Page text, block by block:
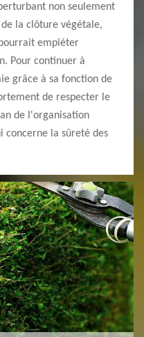
non seulement
la clôture végétale,
empiéter
Pour continuer à
grâce à sa fonction de
de respecter le
de l'organisation
concerne la sûreté des